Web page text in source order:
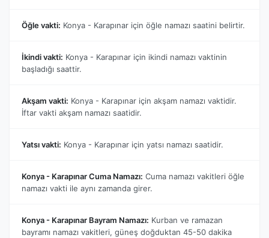
Öğle vakti: Konya - Karapınar için öğle namazı saatini belirtir.
İkindi vakti: Konya - Karapınar için ikindi namazı vaktinin
başladığı saattir.
Akşam vakti: Konya - Karapınar için akşam namazı vaktidir.
İftar vakti akşam namazı saatidir.
Yatsı vakti: Konya - Karapınar için yatsı namazı saatidir.
Konya - Karapınar Cuma Namazı: Cuma namazı vakitleri öğle
namazı vakti ile aynı zamanda girer.
Konya - Karapınar Bayram Namazı: Kurban ve ramazan
bayramı namazı vakitleri, güneş doğduktan 45-50 dakika